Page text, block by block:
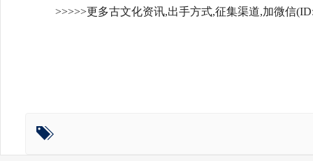
>>>>>更多古文化资讯,出手方式,征集渠道,加微信